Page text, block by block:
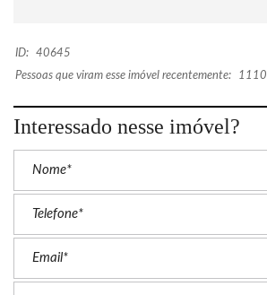
ID:
40645
Pessoas que viram esse imóvel recentemente:
1110
Interessado nesse imóvel?